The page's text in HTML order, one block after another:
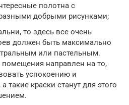
полотна с
добрыми рисунками;
то здесь все очень
должен быть максимально
или пастельным.
помещения направлен на то,
успокоению и
такие краски станут для этого